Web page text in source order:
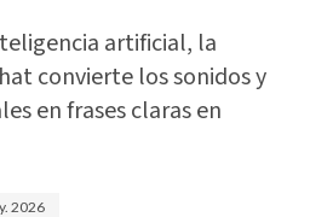
artificial, la
convierte los sonidos y
en frases claras en
2026